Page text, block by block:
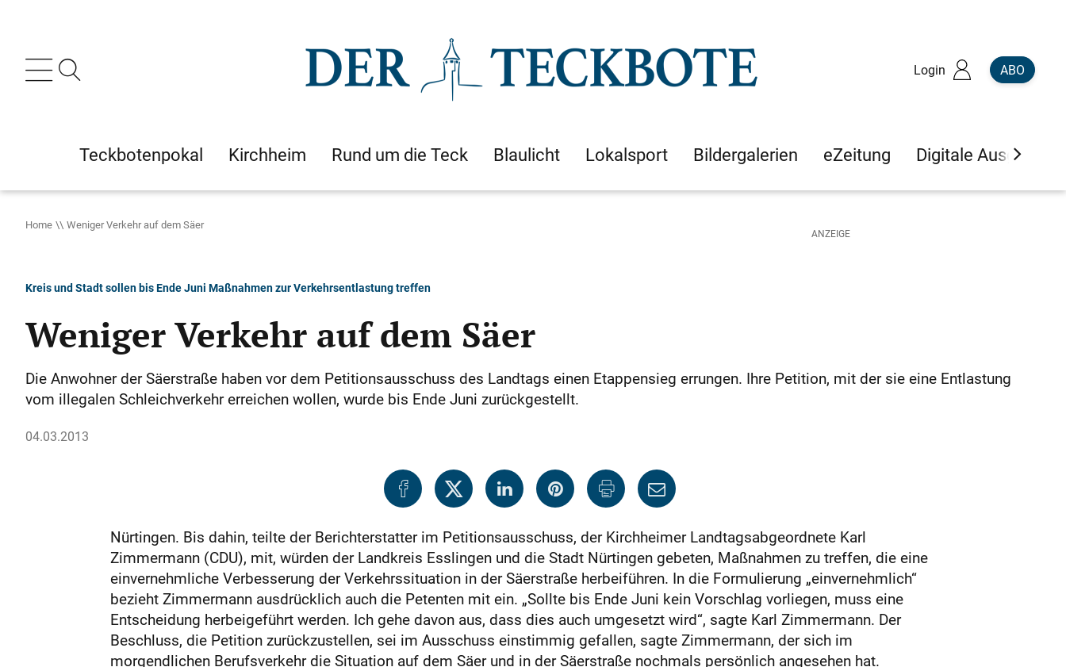
Login ABO
Teckbotenpokal Kirchheim Rund um die Teck Blaulicht Lokalsport Bildergalerien eZeitung Digitale Ausgaben
Home Weniger Verkehr auf dem Säer
Kreis und Stadt sollen bis Ende Juni Maßnahmen zur Verkehrsentlastung treffen
Weniger Verkehr auf dem Säer
Die Anwohner der Säerstraße haben vor dem Petitionsausschuss des Landtags einen Etappensieg errungen. Ihre Petition, mit der sie eine Entlastung
vom illegalen Schleichverkehr erreichen wollen, wurde bis Ende Juni zurückgestellt.
04.03.2013
Nürtingen. Bis dahin, teilte der Berichterstatter im Petitionsausschuss, der Kirchheimer Landtagsabgeordnete Karl
Zimmermann (CDU), mit, würden der Landkreis Esslingen und die Stadt Nürtingen gebeten, Maßnahmen zu treffen, die eine
einvernehmliche Verbesserung der Verkehrssituation in der Säerstraße herbeiführen. In die Formulierung „einvernehmlich“
bezieht Zimmermann ausdrücklich auch die Petenten mit ein. „Sollte bis Ende Juni kein Vorschlag vorliegen, muss eine
Entscheidung herbeigeführt werden. Ich gehe davon aus, dass dies auch umgesetzt wird“, sagte Karl Zimmermann. Der
Beschluss, die Petition zurückzustellen, sei im Ausschuss einstimmig gefallen, sagte Zimmermann, der sich im
morgendlichen Berufsverkehr die Situation auf dem Säer und in der Säerstraße nochmals persönlich angesehen hat.